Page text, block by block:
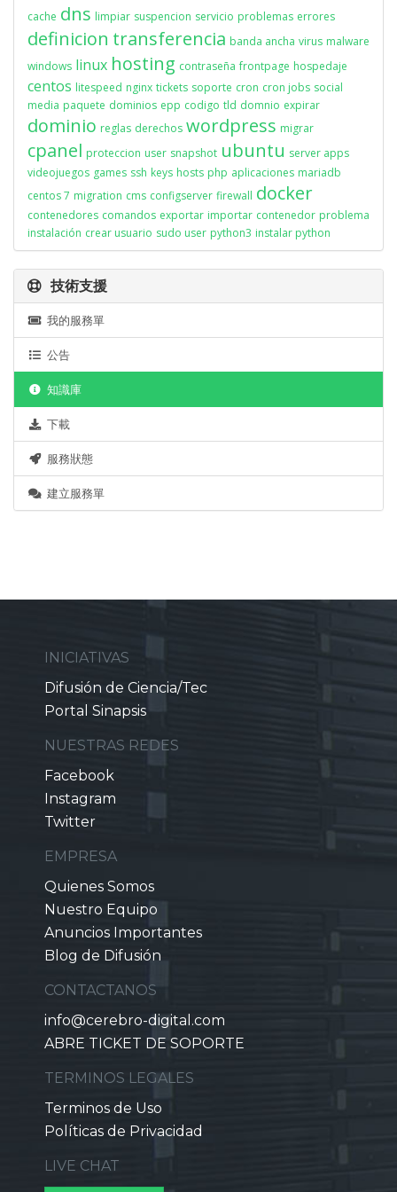
cache dns limpiar suspencion servicio problemas errores
definicion transferencia banda ancha virus malware
windows linux hosting contraseña frontpage hospedaje
centos litespeed nginx tickets soporte cron cron jobs social
media paquete dominios epp codigo tld domnio expirar
dominio reglas derechos wordpress migrar
cpanel proteccion user snapshot ubuntu server apps
videojuegos games ssh keys hosts php aplicaciones mariadb
centos 7 migration cms configserver firewall docker
contenedores comandos exportar importar contenedor problema
instalación crear usuario sudo user python3 instalar python
技術支援
我的服務單
公告
知識庫
下載
服務狀態
建立服務單
INICIATIVAS
Difusión de Ciencia/Tec
Portal Sinapsis
NUESTRAS REDES
Facebook
Instagram
Twitter
EMPRESA
Quienes Somos
Nuestro Equipo
Anuncios Importantes
Blog de Difusión
CONTACTANOS
info@cerebro-digital.com
ABRE TICKET DE SOPORTE
TERMINOS LEGALES
Terminos de Uso
Políticas de Privacidad
LIVE CHAT